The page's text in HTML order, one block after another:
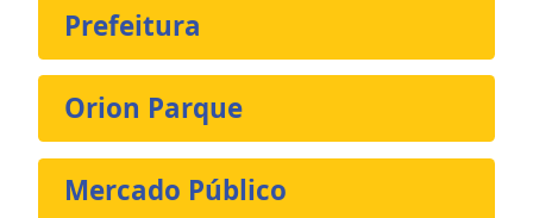
Prefeitura
Orion Parque
Mercado Público